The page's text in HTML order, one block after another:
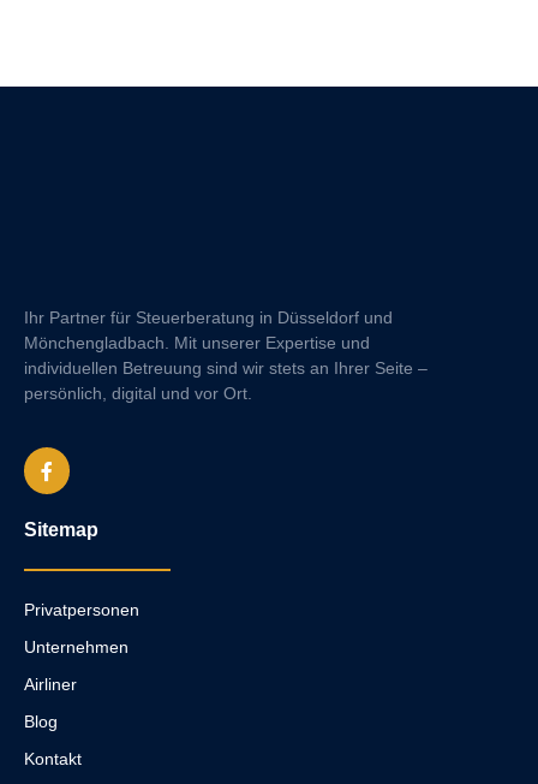
Ihr Partner für Steuerberatung in Düsseldorf und
Mönchengladbach. Mit unserer Expertise und
individuellen Betreuung sind wir stets an Ihrer Seite –
persönlich, digital und vor Ort.
Sitemap
Privatpersonen
Unternehmen
Airliner
Blog
Kontakt